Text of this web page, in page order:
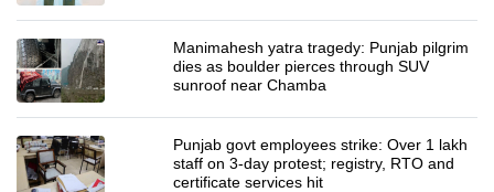
Manimahesh yatra tragedy: Punjab pilgrim
dies as boulder pierces through SUV
sunroof near Chamba
Punjab govt employees strike: Over 1 lakh
staff on 3-day protest; registry, RTO and
certificate services hit